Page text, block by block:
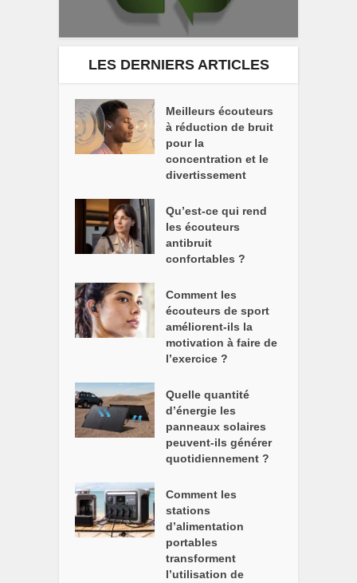
LES DERNIERS ARTICLES
Meilleurs écouteurs
à réduction de bruit
pour la
concentration et le
divertissement
Qu’est-ce qui rend
les écouteurs
antibruit
confortables ?
Comment les
écouteurs de sport
améliorent-ils la
motivation à faire de
l’exercice ?
Quelle quantité
d’énergie les
panneaux solaires
peuvent-ils générer
quotidiennement ?
Comment les
stations
d’alimentation
portables
transforment
l’utilisation de